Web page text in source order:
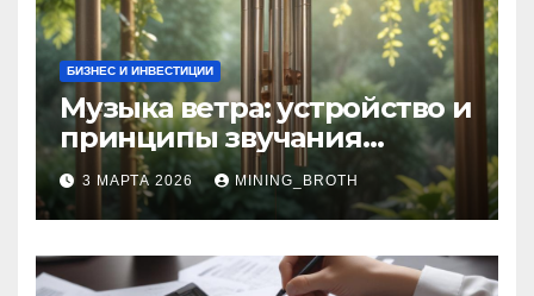
БИЗНЕС И ИНВЕСТИЦИИ
Музыка ветра: устройство и
принципы звучания
колокольчиков
3 МАРТА 2026 MINING_BROTH